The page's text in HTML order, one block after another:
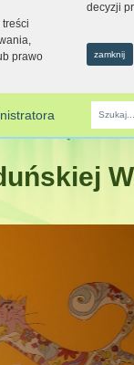
prawo
decyzji
zamknij
Fraza